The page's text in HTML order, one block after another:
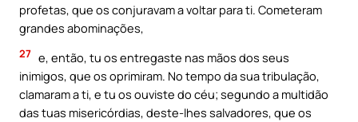
profetas, que os conjuravam a voltar para ti. Cometeram
grandes abominações,
27 e, então, tu os entregaste nas mãos dos seus
inimigos, que os oprimiram. No tempo da sua tribulação,
clamaram a ti, e tu os ouviste do céu; segundo a multidão
das tuas misericórdias, deste-lhes salvadores, que os